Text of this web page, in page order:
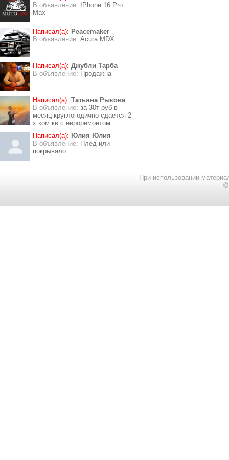
В объявление:
IPhone 16 Pro
Max
Написал(а): Peacemaker
В объявление: Acura MDX
Написал(а): Джубли Тарба
В объявление: Продажна
Написал(а): Татьяна Рыкова
В объявление: за 30т руб в
месяц круглогодично сдается 2-
х ком кв с евроремонтом
Написал(а): Юлия Юлия
В объявление: Плед или
покрывало
При использовании